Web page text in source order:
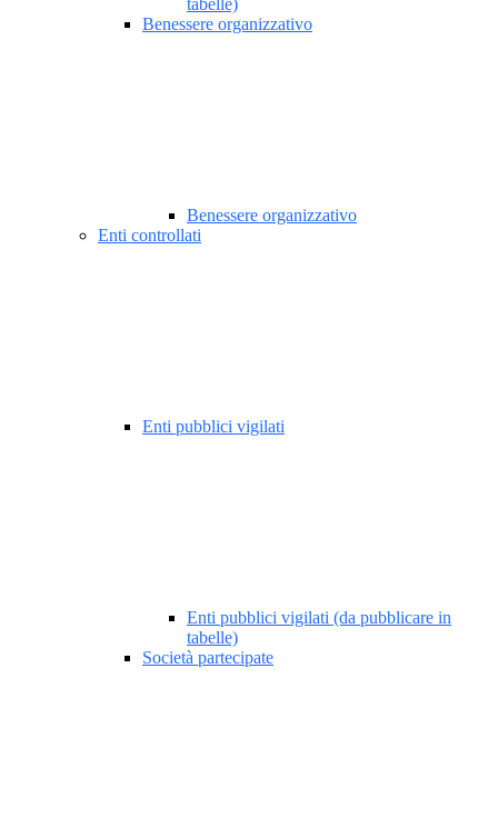
tabelle)
Benessere organizzativo
Benessere organizzativo
Enti controllati
Enti pubblici vigilati
Enti pubblici vigilati (da pubblicare in
tabelle)
Società partecipate